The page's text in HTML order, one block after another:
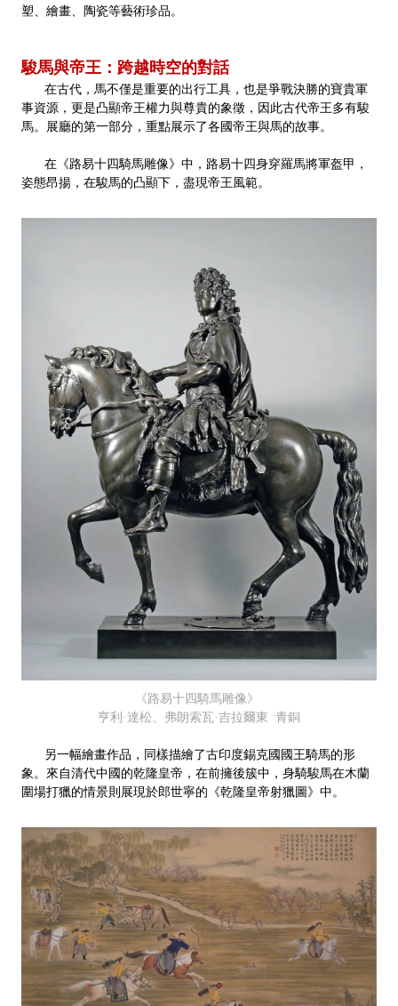
塑、繪畫、陶瓷等藝術珍品。
駿馬與帝王：跨越時空的對話
在古代，馬不僅是重要的出行工具，也是爭戰決勝的寶貴軍
事資源，更是凸顯帝王權力與尊貴的象徵，因此古代帝王多有駿
馬。展廳的第一部分，重點展示了各國帝王與馬的故事。
在《路易十四騎馬雕像》中，路易十四身穿羅馬將軍盔甲，
姿態昂揚，在駿馬的凸顯下，盡現帝王風範。
《路易十四騎馬雕像》
亨利·達松、弗朗索瓦·吉拉爾東 青銅
另一幅繪畫作品，同樣描繪了古印度錫克國國王騎馬的形
象。來自清代中國的乾隆皇帝，在前擁後簇中，身騎駿馬在木蘭
圍場打獵的情景則展現於郎世寧的《乾隆皇帝射獵圖》中。